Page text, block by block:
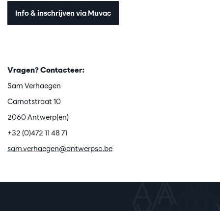
Info & inschrijven via Muvac
Vragen? Contacteer:
Sam Verhaegen
Carnotstraat 10
2060 Antwerp(en)
+32 (0)472 11 48 71
sam.verhaegen@antwerpso.be